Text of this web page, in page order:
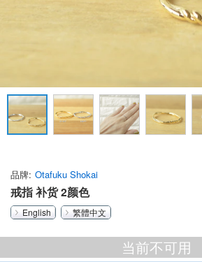
品牌 Otafuku Shokai
戒指 补货 2颜色
English 繁體中文
当前不可用